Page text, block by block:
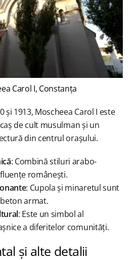
Carol I, Constanța
și 1913, Moscheea Carol I este
de cult musulman și un
din centrul orașului.
: Combină stiluri arabo-
românești.
: Cupola și minaretul sunt
armat.
: Este un simbol al
a diferitelor comunități.
și alte detalii